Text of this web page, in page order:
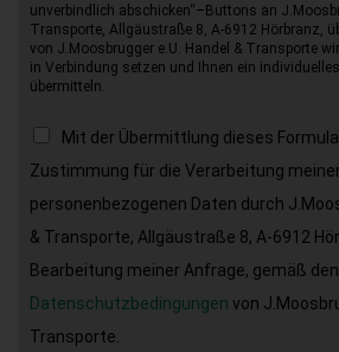
unverbindlich abschicken“–Buttons an
Transporte, Allgäustraße 8, A-6912 Hörbranz,
von J.Moosbrugger e.U. Handel & Transporte
in Verbindung setzen und Ihnen ein
übermitteln.
Mit der Übermittlung dieses
Zustimmung für die Verarbeitung meiner
personenbezogenen Daten durch
& Transporte, Allgäustraße 8, A-6912
Bearbeitung meiner Anfrage, gemäß den
Datenschutzbedingungen von
Transporte.